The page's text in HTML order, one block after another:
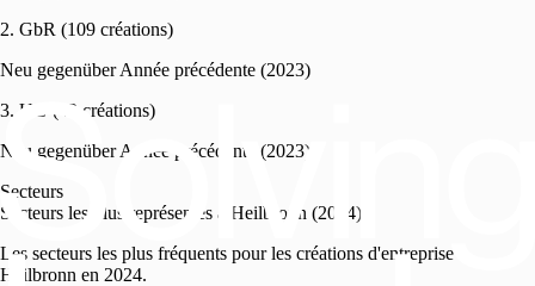
2. GbR (109 créations)
Neu gegenüber Année précédente (2023)
3. UG (42 créations)
Neu gegenüber Année précédente (2023)
Secteurs
Secteurs les plus représentés à Heilbronn (2024)
Les secteurs les plus fréquents pour les créations d'entreprise à
Heilbronn en 2024.